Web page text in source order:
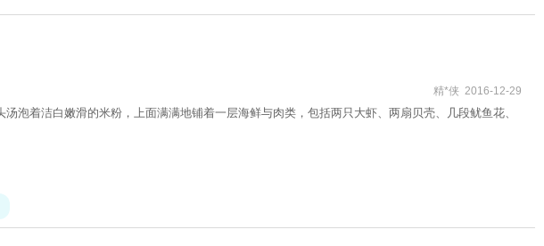
精*侠 2016-12-29
泡着洁白嫩滑的米粉，上面满满地铺着一层海鲜与肉类，包括两只大虾、两扇贝壳、几段鱿鱼花、